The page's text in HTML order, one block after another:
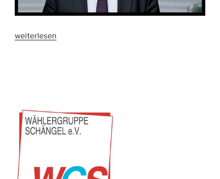
„Nachruf
weiterlesen